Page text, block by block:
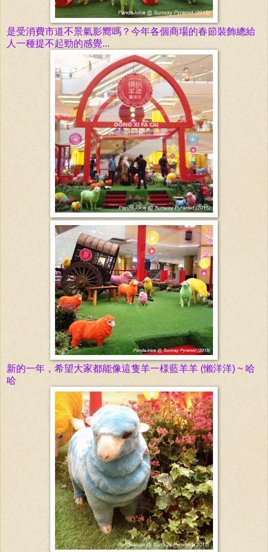
是受消費市道不景氣影嚮嗎？今年各個商場的春節裝飾總給
人一種提不起勁的感覺...
新的一年，希望大家都能像這隻羊一様藍羊羊 (懶洋洋) ~ 哈
哈